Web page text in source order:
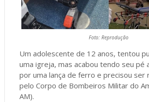
Foto: Reprodução
Um adolescente de 12 anos, tentou
uma igreja, mas acabou tendo seu pé
por uma lança de ferro e precisou ser
pelo Corpo de Bombeiros Militar do
AM).